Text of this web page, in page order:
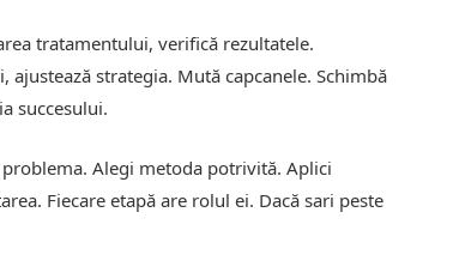
tratamentului, verifică rezultatele.
ajustează strategia. Mută capcanele. Schimbă
succesului.
Alegi metoda potrivită. Aplici
Fiecare etapă are rolul ei. Dacă sari peste